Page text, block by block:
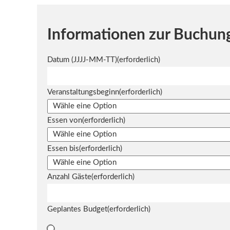
Informationen zur
Datum (JJJJ-MM-TT)(erforderlich)
Veranstaltungsbeginn(erforderlich)
Essen von(erforderlich)
Essen bis(erforderlich)
Anzahl Gäste(erforderlich)
Geplantes Budget(erforderlich)